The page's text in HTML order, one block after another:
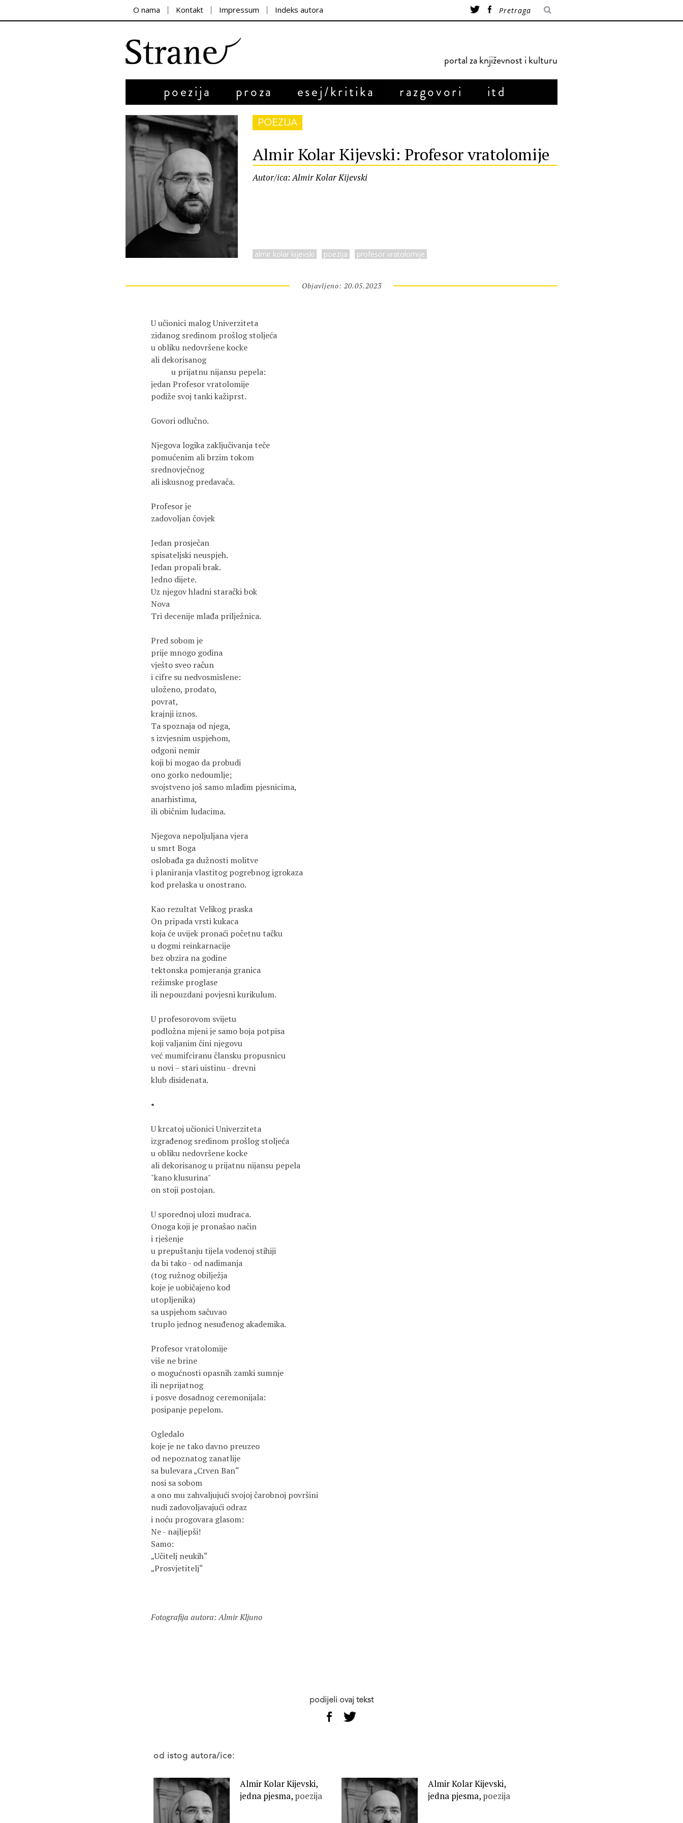
O nama Kontakt Impressum Indeks autora
portal za književnost i kulturu
poezija proza esej/kritika razgovori itd
POEZIJA
Almir Kolar Kijevski: Profesor vratolomije
Autor/ica: Almir Kolar Kijevski
almir kolar kijevski poezija profesor vratolomije
Objavljeno: 20.05.2023
U učionici malog Univerziteta
zidanog sredinom prošlog stoljeća
u obliku nedovršene kocke
ali dekorisanog
jedan Profesor vratolomije
podiže svoj tanki kažiprst.
Govori odlučno.
Njegova logika zaključivanja teče
pomućenim ali brzim tokom
srednovječnog
ali iskusnog predavača.
Profesor je
zadovoljan čovjek
Jedan prosječan
spisateljski neuspjeh.
Jedan propali brak.
Jedno dijete.
Uz njegov hladni starački bok
Nova
Tri decenije mlađa prilježnica.
Pred sobom je
prije mnogo godina
vješto sveo račun
i cifre su nedvosmislene:
uloženo, prodato,
povrat,
krajnji iznos.
Ta spoznaja od njega,
s izvjesnim uspjehom,
odgoni nemir
koji bi mogao da probudi
ono gorko nedoumlje;
svojstveno još samo mladim pjesnicima,
anarhistima,
ili običnim ludacima.
Njegova nepoljuljana vjera
u smrt Boga
oslobađa ga dužnosti molitve
i planiranja vlastitog pogrebnog igrokaza
kod prelaska u onostrano.
Kao rezultat Velikog praska
On pripada vrsti kukaca
koja će uvijek pronaći početnu tačku
u dogmi reinkarnacije
bez obzira na godine
tektonska pomjeranja granica
režimske proglase
ili nepouzdani povjesni kurikulum.
U profesorovom svijetu
podložna mjeni je samo boja potpisa
koji valjanim čini njegovu
već mumifciranu člansku propusnicu
u novi – stari uistinu - drevni
klub disidenata.
•
U krcatoj učionici Univerziteta
izgrađenog sredinom prošlog stoljeća
u obliku nedovršene kocke
ali dekorisanog u prijatnu nijansu pepela
"kano klusurina"
on stoji postojan.
U sporednoj ulozi mudraca.
Onoga koji je pronašao način
i rješenje
u prepuštanju tijela vodenoj stihiji
da bi tako - od nadimanja
(tog ružnog obilježja
koje je uobičajeno kod
utopljenika)
sa uspjehom sačuvao
truplo jednog nesuđenog akademika.
Profesor vratolomije
više ne brine
o mogućnosti opasnih zamki sumnje
ili neprijatnog
i posve dosadnog ceremonijala:
posipanje pepelom.
Ogledalo
koje je ne tako davno preuzeo
od nepoznatog zanatlije
sa bulevara „Crven Ban“
nosi sa sobom
a ono mu zahvaljujući svojoj čarobnoj površini
nudi zadovoljavajući odraz
i noću progovara glasom:
Ne - najljepši!
Samo:
„Učitelj neukih“
„Prosvjetitelj“
Fotografija autora: Almir Kljuno
podijeli ovaj tekst
od istog autora/ice:
Almir Kolar Kijevski,
jedna pjesma, poezija
Almir Kolar Kijevski,
jedna pjesma, poezija